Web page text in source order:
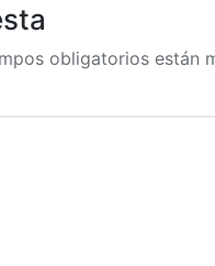
obligatorios están